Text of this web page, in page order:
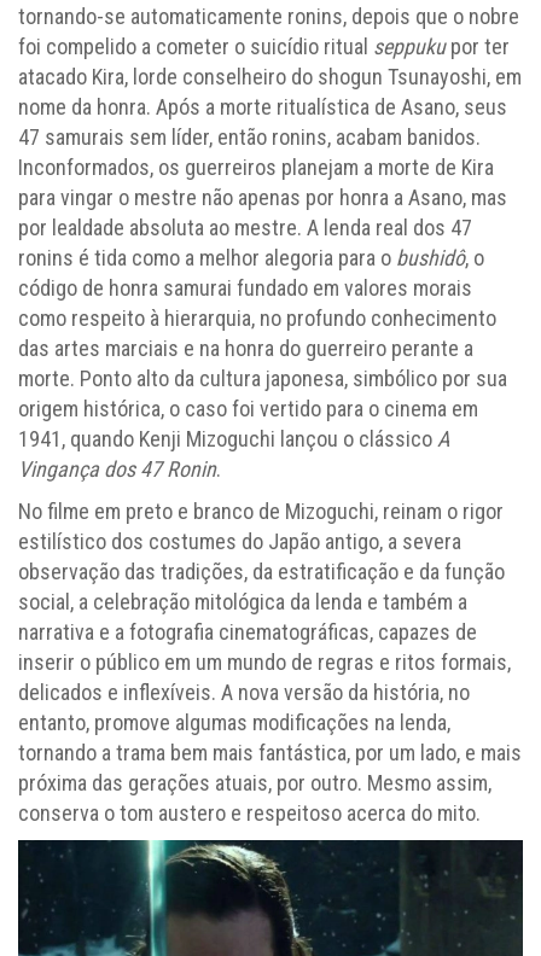
tornando-se automaticamente ronins, depois que o nobre
foi compelido a cometer o suicídio ritual seppukupor ter
atacado Kira, lorde conselheiro do shogun Tsunayoshi, em
nome da honra. Após a morte ritualística de Asano, seus
47 samurais sem líder, então ronins, acabam banidos.
Inconformados, os guerreiros planejam a morte de Kira
para vingar o mestre não apenas por honra a Asano, mas
por lealdade absoluta ao mestre. A lenda real dos 47
ronins é tida como a melhor alegoria para o bushidô, o
código de honra samurai fundado em valores morais
como respeito à hierarquia, no profundo conhecimento
das artes marciais e na honra do guerreiro perante a
morte. Ponto alto da cultura japonesa, simbólico por sua
origem histórica, o caso foi vertido para o cinema em
1941, quando Kenji Mizoguchi lançou o clássico A
Vingança dos 47 Ronin.
No filme em preto e branco de Mizoguchi, reinam o rigor
estilístico dos costumes do Japão antigo, a severa
observação das tradições, da estratificação e da função
social, a celebração mitológica da lenda e também a
narrativa e a fotografia cinematográficas, capazes de
inserir o público em um mundo de regras e ritos formais,
delicados e inflexíveis. A nova versão da história, no
entanto, promove algumas modificações na lenda,
tornando a trama bem mais fantástica, por um lado, e mais
próxima das gerações atuais, por outro. Mesmo assim,
conserva o tom austero e respeitoso acerca do mito.